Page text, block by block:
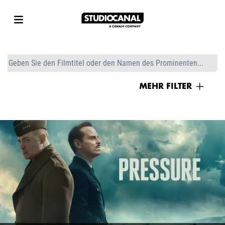
MEHR FILTER
Action/Abenteuer
Animation
Klassisch
Komödie
Konzert
Dokumentation
Drama
Familie
Horror
Event Cinema
Romance
PRESSURE